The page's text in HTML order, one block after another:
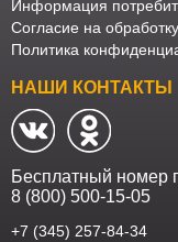
Информация
Согласие на
Политика
НАШИ КОНТАКТЫ
Бесплатный номер
8 (800) 500-15-05
+7 (345) 257-84-34